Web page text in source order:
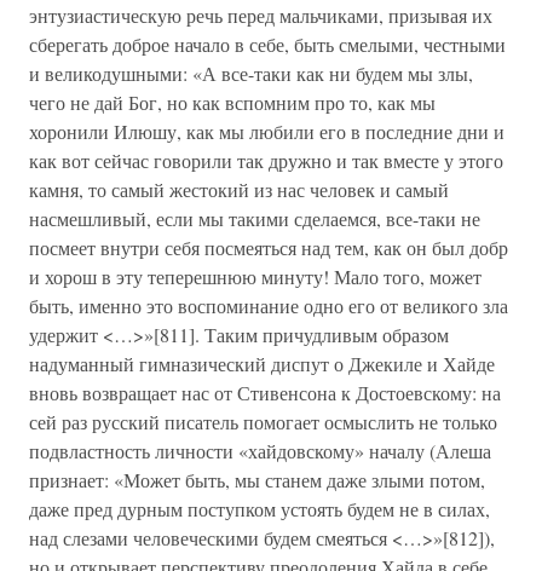
энтузиастическую речь перед мальчиками, призывая их
сберегать доброе начало в себе, быть смелыми, честными
и великодушными: «А все-таки как ни будем мы злы,
чего не дай Бог, но как вспомним про то, как мы
хоронили Илюшу, как мы любили его в последние дни и
как вот сейчас говорили так дружно и так вместе у этого
камня, то самый жестокий из нас человек и самый
насмешливый, если мы такими сделаемся, все-таки не
посмеет внутри себя посмеяться над тем, как он был добр
и хорош в эту теперешнюю минуту! Мало того, может
быть, именно это воспоминание одно его от великого зла
удержит <…>»[811]. Таким причудливым образом
надуманный гимназический диспут о Джекиле и Хайде
вновь возвращает нас от Стивенсона к Достоевскому: на
сей раз русский писатель помогает осмыслить не только
подвластность личности «хайдовскому» началу (Алеша
признает: «Может быть, мы станем даже злыми потом,
даже пред дурным поступком устоять будем не в силах,
над слезами человеческими будем смеяться <…>»[812]),